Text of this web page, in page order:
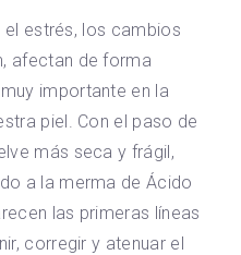
estrés, los cambios
afectan de forma
importante en la
piel. Con el paso de
más seca y frágil,
a la merma de Ácido
las primeras líneas
corregir y atenuar el